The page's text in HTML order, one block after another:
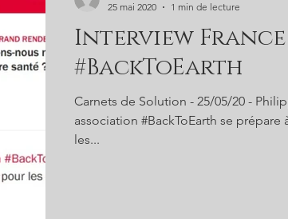
Interview
#BackToEarth
Carnets de Solution - 25/05/20 -
association #BackToEarth se
les...
25 mai 2020
1 min de lecture